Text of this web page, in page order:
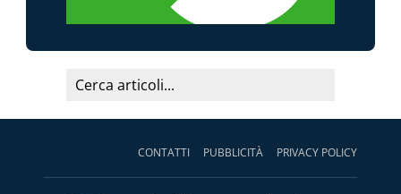
CONTATTI PUBBLICITÀ PRIVACY POLICY